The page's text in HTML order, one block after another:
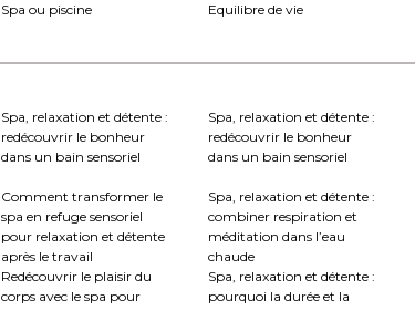
Spa ou piscine Equilibre de vie
Spa, relaxation et détente :
redécouvrir le bonheur
dans un bain sensoriel
Spa, relaxation et détente :
redécouvrir le bonheur
dans un bain sensoriel
Comment transformer le
spa en refuge sensoriel
pour relaxation et détente
après le travail
Spa, relaxation et détente :
combiner respiration et
méditation dans l’eau
chaude
Redécouvrir le plaisir du
corps avec le spa pour
Spa, relaxation et détente :
pourquoi la durée et la